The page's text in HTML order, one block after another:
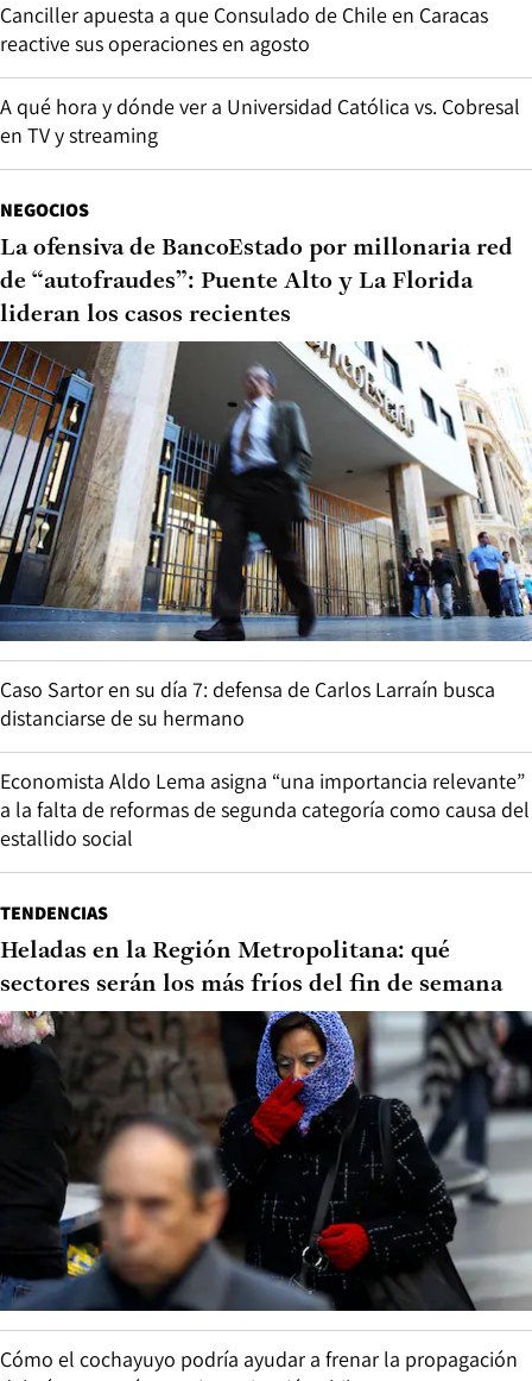
Canciller apuesta a que Consulado de Chile en Caracas
reactive sus operaciones en agosto
A qué hora y dónde ver a Universidad Católica vs. Cobresal
en TV y streaming
NEGOCIOS
La ofensiva de BancoEstado por millonaria red
de “autofraudes”: Puente Alto y La Florida
lideran los casos recientes
Caso Sartor en su día 7: defensa de Carlos Larraín busca
distanciarse de su hermano
Economista Aldo Lema asigna “una importancia relevante”
a la falta de reformas de segunda categoría como causa del
estallido social
TENDENCIAS
Heladas en la Región Metropolitana: qué
sectores serán los más fríos del fin de semana
Cómo el cochayuyo podría ayudar a frenar la propagación